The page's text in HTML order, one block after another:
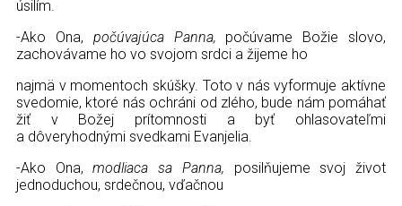
úsilím.
-Ako Ona, počúvajúca Panna, počúvame Božie slovo,
zachovávame ho vo svojom srdci a žijeme ho
najmä v momentoch skúšky. Toto v nás vyformuje aktívne
svedomie, ktoré nás ochráni od zlého, bude nám pomáhať
žiť v Božej prítomnosti a byť ohlasovateľmi
a dôveryhodnými svedkami Evanjelia.
-Ako Ona,modliaca sa Panna, posilňujeme svoj život
jednoduchou, srdečnou, vďačnou